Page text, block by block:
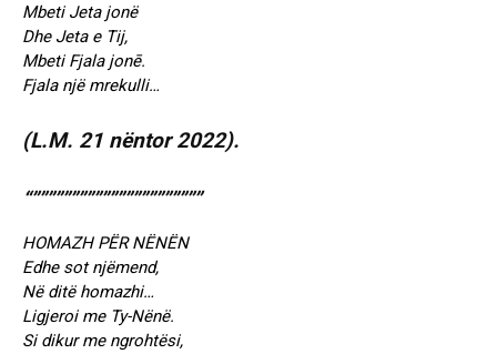
Mbeti Jeta jonë
Dhe Jeta e Tij,
Mbeti Fjala jonē.
Fjala një mrekulli…
(L.M. 21 nëntor 2022).
“””””””””””””””””””””””
HOMAZH PËR NËNËN
Edhe sot njëmend,
Në ditë homazhi…
Ligjeroi me Ty-Nënë.
Si dikur me ngrohtësi,